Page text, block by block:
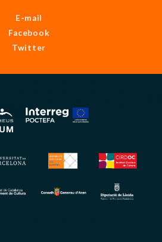
E-mail
Facebook
Twitter